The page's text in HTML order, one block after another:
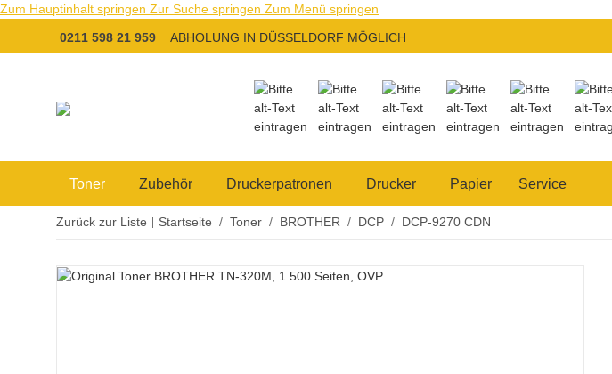
Zum Hauptinhalt springen Zur Suche springen Zum Menü springen
0211 598 21 959
ABHOLUNG IN DÜSSELDORF MÖGLICH
Toner Zubehör Druckerpatronen Drucker Papier Service
Zurück zur Liste Startseite Toner BROTHER DCP DCP-9270 CDN